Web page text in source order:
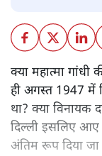
क्या महात्मा
ही अगस्त 1947 में
था? क्या विनायक
दिल्ली इसलिए आए
अंतिम रूप दिया